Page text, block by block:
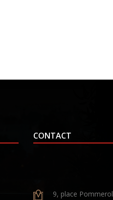
CONTACT
9, place Pommerol